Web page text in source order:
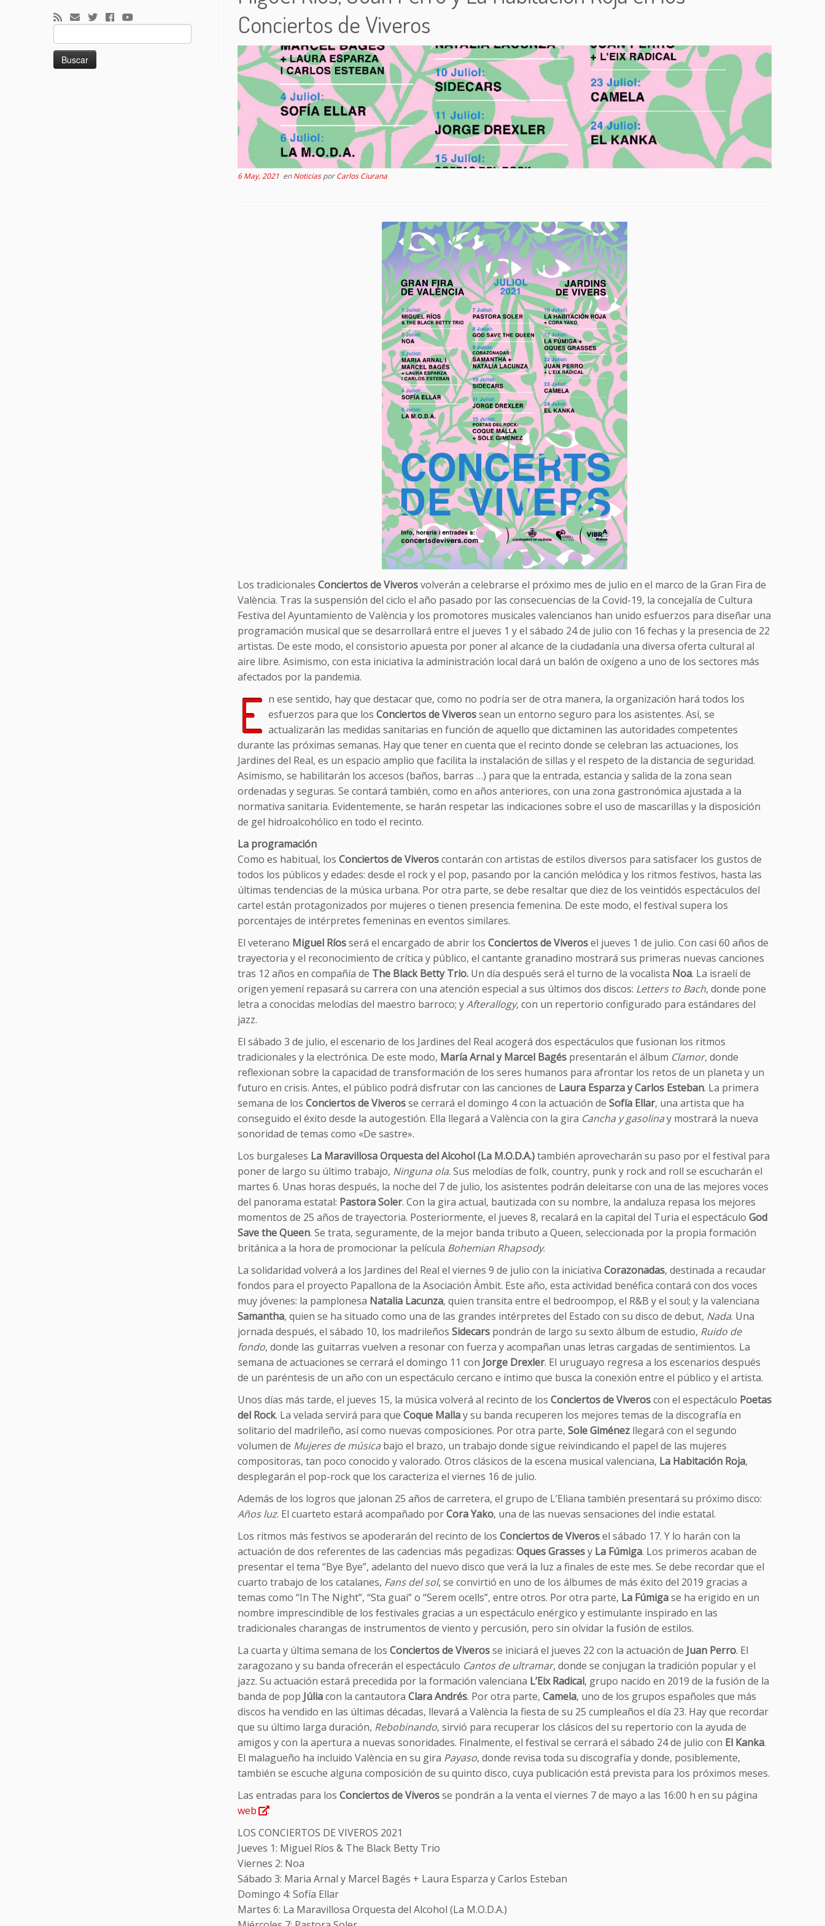
Buscar:
Conciertos de Viveros
6 May, 2021 enNoticiasporCarlos Ciurana
Los tradicionales Conciertos de Viverosvolverán a celebrarse el próximo mes de julio en el marco de la Gran Fira de
València. Tras la suspensión del ciclo el año pasado por las consecuencias de la Covid-19, la concejalía de Cultura
Festiva del Ayuntamiento de València y los promotores musicales valencianos han unido esfuerzos para diseñar una
programación musical que se desarrollará entre el jueves 1 y el sábado 24 de julio con 16 fechas y la presencia de 22
artistas. De este modo, el consistorio apuesta por poner al alcance de la ciudadanía una diversa oferta cultural al
aire libre. Asimismo, con esta iniciativa la administración local dará un balón de oxígeno a uno de los sectores más
afectados por la pandemia.
E n ese sentido, hay que destacar que, como no podría ser de otra manera, la organización hará todos los
esfuerzos para que los Conciertos de Viverossean un entorno seguro para los asistentes. Así, se
actualizarán las medidas sanitarias en función de aquello que dictaminen las autoridades competentes
durante las próximas semanas. Hay que tener en cuenta que el recinto donde se celebran las actuaciones, los
Jardines del Real, es un espacio amplio que facilita la instalación de sillas y el respeto de la distancia de seguridad.
Asimismo, se habilitarán los accesos (baños, barras …) para que la entrada, estancia y salida de la zona sean
ordenadas y seguras. Se contará también, como en años anteriores, con una zona gastronómica ajustada a la
normativa sanitaria. Evidentemente, se harán respetar las indicaciones sobre el uso de mascarillas y la disposición
de gel hidroalcohólico en todo el recinto.
La programación
Como es habitual, los Conciertos de Viveroscontarán con artistas de estilos diversos para satisfacer los gustos de
todos los públicos y edades: desde el rock y el pop, pasando por la canción melódica y los ritmos festivos, hasta las
últimas tendencias de la música urbana. Por otra parte, se debe resaltar que diez de los veintidós espectáculos del
cartel están protagonizados por mujeres o tienen presencia femenina. De este modo, el festival supera los
porcentajes de intérpretes femeninas en eventos similares.
El veterano Miguel Ríosserá el encargado de abrir los Conciertos de Viverosel jueves 1 de julio. Con casi 60 años de
trayectoria y el reconocimiento de crítica y público, el cantante granadino mostrará sus primeras nuevas canciones
tras 12 años en compañía de The Black Betty Trio. Un día después será el turno de la vocalista Noa. La israelí de
origen yemení repasará su carrera con una atención especial a sus últimos dos discos: Letters to Bach, donde pone
letra a conocidas melodías del maestro barroco; yAfterallogy, con un repertorio configurado para estándares del
jazz.
El sábado 3 de julio, el escenario de los Jardines del Real acogerá dos espectáculos que fusionan los ritmos
tradicionales y la electrónica. De este modo, María Arnal y Marcel Bagés presentarán el álbum Clamor, donde
reflexionan sobre la capacidad de transformación de los seres humanos para afrontar los retos de un planeta y un
futuro en crisis. Antes, el público podrá disfrutar con las canciones de Laura Esparza y Carlos Esteban. La primera
semana de los Conciertos de Viverosse cerrará el domingo 4 con la actuación de Sofía Ellar, una artista que ha
conseguido el éxito desde la autogestión. Ella llegará a València con la gira Cancha y gasolinay mostrará la nueva
sonoridad de temas como «De sastre».
Los burgaleses La Maravillosa Orquesta del Alcohol (La M.O.D.A.)también aprovecharán su paso por el festival para
poner de largo su último trabajo, Ninguna ola. Sus melodías de folk, country, punk y rock and roll se escucharán el
martes 6. Unas horas después, la noche del 7 de julio, los asistentes podrán deleitarse con una de las mejores voces
del panorama estatal: Pastora Soler. Con la gira actual, bautizada con su nombre, la andaluza repasa los mejores
momentos de 25 años de trayectoria. Posteriormente, el jueves 8, recalará en la capital del Turia el espectáculo God
Save the Queen. Se trata, seguramente, de la mejor banda tributo a Queen, seleccionada por la propia formación
británica a la hora de promocionar la película Bohemian Rhapsody.
La solidaridad volverá a los Jardines del Real el viernes 9 de julio con la iniciativa Corazonadas, destinada a recaudar
fondos para el proyecto Papallona de la Asociación Àmbit. Este año, esta actividad benéfica contará con dos voces
muy jóvenes: la pamplonesa Natalia Lacunza, quien transita entre el bedroompop, el R&B y el soul; y la valenciana
Samantha, quien se ha situado como una de las grandes intérpretes del Estado con su disco de debut, Nada. Una
jornada después, el sábado 10, los madrileños Sidecars pondrán de largo su sexto álbum de estudio, Ruido de
fondo, donde las guitarras vuelven a resonar con fuerza y acompañan unas letras cargadas de sentimientos. La
semana de actuaciones se cerrará el domingo 11 con Jorge Drexler. El uruguayo regresa a los escenarios después
de un paréntesis de un año con un espectáculo cercano e íntimo que busca la conexión entre el público y el artista.
Unos días más tarde, el jueves 15, la música volverá al recinto de los Conciertos de Viveroscon el espectáculo Poetas
del Rock. La velada servirá para que Coque Mallay su banda recuperen los mejores temas de la discografía en
solitario del madrileño, así como nuevas composiciones. Por otra parte, Sole Giménez llegará con el segundo
volumen de Mujeres de música bajo el brazo, un trabajo donde sigue reivindicando el papel de las mujeres
compositoras, tan poco conocido y valorado. Otros clásicos de la escena musical valenciana, La Habitación Roja,
desplegarán el pop-rock que los caracteriza el viernes 16 de julio.
Además de los logros que jalonan 25 años de carretera, el grupo de L’Eliana también presentará su próximo disco:
Años luz. El cuarteto estará acompañado porCora Yako, una de las nuevas sensaciones del indie estatal.
Los ritmos más festivos se apoderarán del recinto de los Conciertos de Viverosel sábado 17. Y lo harán con la
actuación de dos referentes de las cadencias más pegadizas: Oques Grassesy La Fúmiga. Los primeros acaban de
presentar el tema “Bye Bye”, adelanto del nuevo disco que verá la luz a finales de este mes. Se debe recordar que el
cuarto trabajo de los catalanes, Fans del sol, se convirtió en uno de los álbumes de más éxito del 2019 gracias a
temas como “In The Night”, “Sta guai” o “Serem ocells”, entre otros. Por otra parte, La Fúmigase ha erigido en un
nombre imprescindible de los festivales gracias a un espectáculo enérgico y estimulante inspirado en las
tradicionales charangas de instrumentos de viento y percusión, pero sin olvidar la fusión de estilos.
La cuarta y última semana de los Conciertos de Viverosse iniciará el jueves 22 con la actuación de Juan Perro. El
zaragozano y su banda ofrecerán el espectáculo Cantos de ultramar, donde se conjugan la tradición popular y el
jazz. Su actuación estará precedida por la formación valenciana L’Eix Radical, grupo nacido en 2019 de la fusión de la
banda de pop Júliacon la cantautora Clara Andrés. Por otra parte, Camela, uno de los grupos españoles que más
discos ha vendido en las últimas décadas, llevará a València la fiesta de su 25 cumpleaños el día 23. Hay que recordar
que su último larga duración, Rebobinando, sirvió para recuperar los clásicos del su repertorio con la ayuda de
amigos y con la apertura a nuevas sonoridades. Finalmente, el festival se cerrará el sábado 24 de julio con El Kanka.
El malagueño ha incluido València en su gira Payaso, donde revisa toda su discografía y donde, posiblemente,
también se escuche alguna composición de su quinto disco, cuya publicación está prevista para los próximos meses.
Las entradas para los Conciertos de Viverosse pondrán a la venta el viernes 7 de mayo a las 16:00 h en su página
web
.
LOS CONCIERTOS DE VIVEROS 2021
Jueves 1: Miguel Ríos & The Black Betty Trio
Viernes 2: Noa
Sábado 3: Maria Arnal y Marcel Bagés + Laura Esparza y Carlos Esteban
Domingo 4: Sofía Ellar
Martes 6: La Maravillosa Orquesta del Alcohol (La M.O.D.A.)